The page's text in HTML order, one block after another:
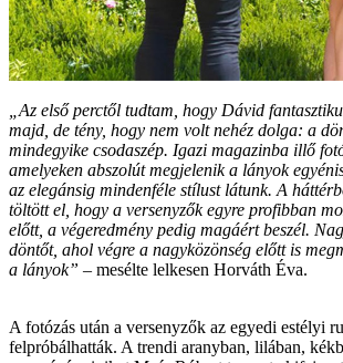
„Az első perctől tudtam, hogy Dávid
majd, de tény, hogy nem volt nehéz dolga: a
mindegyike csodaszép. Igazi magazinba illő
amelyeken abszolút megjelenik a lányok
az elegánsig mindenféle stílust látunk. A
töltött el, hogy a versenyzők egyre profibban
előtt, a végeredmény pedig magáért beszél.
döntőt, ahol végre a nagyközönség előtt is
a lányok” – mesélte lelkesen Horváth Éva.
A fotózás után a versenyzők az egyedi estélyi
felpróbálhatták. A trendi aranyban, lilában,